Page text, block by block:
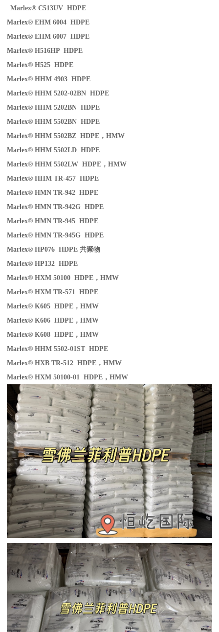
Marlex® C513UV HDPE
Marlex® EHM 6004 HDPE
Marlex® EHM 6007 HDPE
Marlex® H516HP HDPE
Marlex® H525 HDPE
Marlex® HHM 4903 HDPE
Marlex® HHM 5202-02BN HDPE
Marlex® HHM 5202BN HDPE
Marlex® HHM 5502BN HDPE
Marlex® HHM 5502BZ HDPE ，HMW
Marlex® HHM 5502LD HDPE
Marlex® HHM 5502LW HDPE ，HMW
Marlex® HHM TR-457 HDPE
Marlex® HMN TR-942 HDPE
Marlex® HMN TR-942G HDPE
Marlex® HMN TR-945 HDPE
Marlex® HMN TR-945G HDPE
Marlex® HP076 HDPE共聚物
Marlex® HP132 HDPE
Marlex® HXM 50100 HDPE ，HMW
Marlex® HXM TR-571 HDPE
Marlex® K605 HDPE ，HMW
Marlex® K606 HDPE ，HMW
Marlex® K608 HDPE ，HMW
Marlex® HHM 5502-01ST HDPE
Marlex® HXB TR-512 HDPE ，HMW
Marlex® HXM 50100-01 HDPE ，HMW